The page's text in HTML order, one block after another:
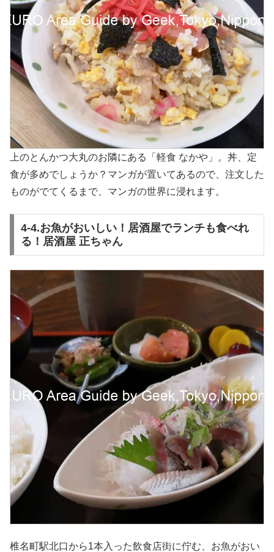
上のとんかつ大丸のお隣にある「軽食 なかや」。丼、定
食が多めでしょうか？マンガが置いてあるので、注文した
ものがでてくるまで、マンガの世界に浸れます。
4-4.お魚がおいしい！居酒屋でランチも食べれ
る！居酒屋 正ちゃん
椎名町駅北口から1本入った飲食店街に佇む、お魚がおい